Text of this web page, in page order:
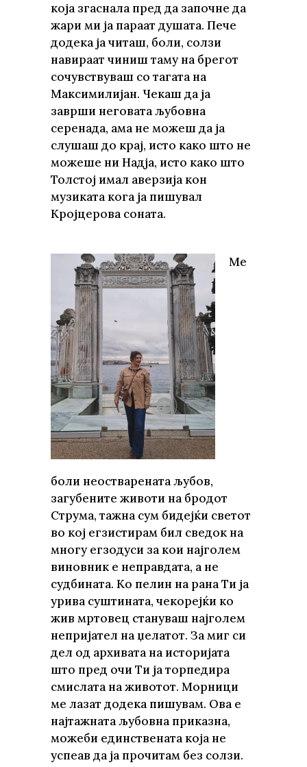
која згаснала пред да започне да
жари ми ја параат душата. Пече
додека ја читаш, боли, солзи
навираат чиниш таму на брегот
сочувствуваш со тагата на
Максимилијан. Чекаш да ја
заврши неговата љубовна
серенада, ама не можеш да ја
слушаш до крај, исто како што не
можеше ни Надја, исто како што
Толстој имал аверзија кон
музиката кога ја пишувал
Кројцерова соната.
Ме
боли неостварената љубов,
загубените животи на бродот
Струма, тажна сум бидејќи светот
во кој егзистирам бил сведок на
многу егзодуси за кои најголем
виновник е неправдата, а не
судбината. Ко пелин на рана Ти ја
урива суштината, чекорејќи ко
жив мртовец стануваш најголем
непријател на џелатот. За миг си
дел од архивата на историјата
што пред очи Ти ја торпедира
смислата на животот. Морници
ме лазат додека пишувам. Ова е
најтажната љубовна приказна,
можеби единствената која не
успеав да ја прочитам без солзи.